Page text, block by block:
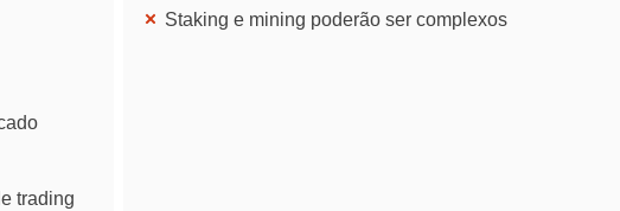
trading
Staking e mining poderão ser complexos